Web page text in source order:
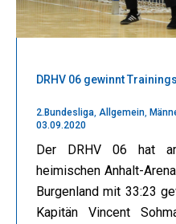
DRHV 06 gewinnt
2.Bundesliga Allgemein
03.09.2020
Der DRHV 06 hat
heimischen Anhalt-
Burgenland mit 33:23
Kapitän Vincent